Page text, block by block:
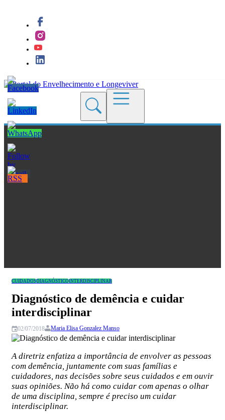
Quem Somos
CUIDADOSDIAGNÓSTICOINTERDISCIPLINAR
Diagnóstico de demência e cuidar
interdisciplinar
02/07/2018 Maria Elisa Gonzalez Manso
A diretriz enfatiza a importância de envolver as pessoas
com demência, juntamente com suas famílias e
cuidadores, nas decisões sobre seus cuidados e em ouvir
suas opiniões. Não há como cuidar com apenas o olhar
de uma disciplina, sempre é preciso um cuidar
interdisciplinar.